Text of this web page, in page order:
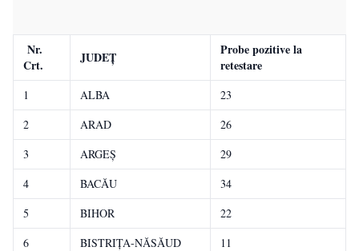
Nr.
Crt.
JUDEȚ
Probe pozitive la
retestare
1 ALBA
23
2
ARAD
26
3
ARGEŞ
29
4
BACĂU
34
5
BIHOR
22
6
BISTRIŢA-NĂSĂUD
11